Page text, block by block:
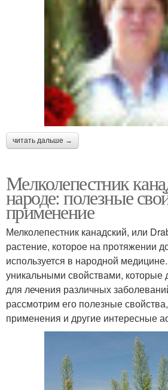
читать дальше →
Мелколепестник
народе: полезные
применение
Мелколепестник канадский, или
растение, которое на протяжении
используется в народной
уникальными свойствами, которые
для лечения различных
рассмотрим его полезные
применения и другие интересные